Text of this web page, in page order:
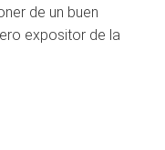
de un buen
expositor de la